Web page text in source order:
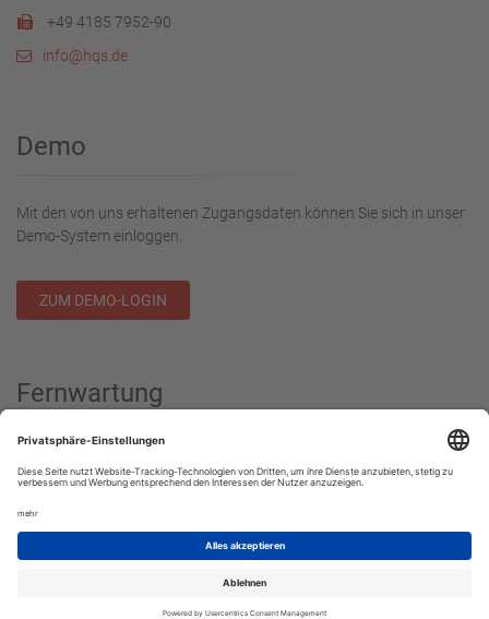
+49 4185 7952-90
info@hqs.de
Demo
Mit den von uns erhaltenen Zugangsdaten können Sie sich in unser
Demo-System einloggen.
ZUM DEMO-LOGIN
Fernwartung
Copyright © 2026 - HQS High Quality Software GmbH. All Rights